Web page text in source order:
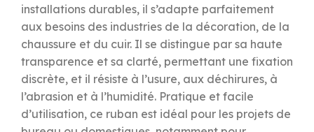
installations durables, il s’adapte parfaitement
aux besoins des industries de la décoration, de la
chaussure et du cuir. Il se distingue par sa haute
transparence et sa clarté, permettant une fixation
discrète, et il résiste à l’usure, aux déchirures, à
l’abrasion et à l’humidité. Pratique et facile
d’utilisation, ce ruban est idéal pour les projets de